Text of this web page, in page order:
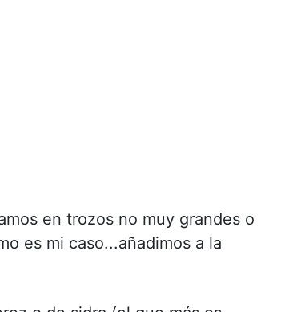
en trozos no muy grandes o
es mi caso...añadimos a la